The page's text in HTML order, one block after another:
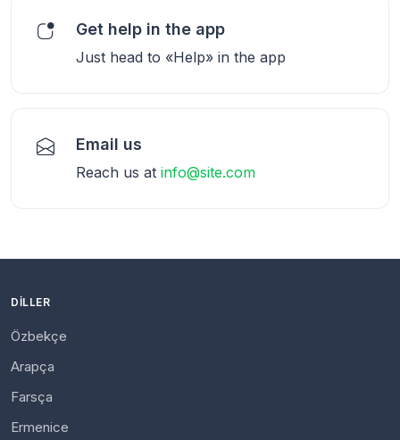
Get help in the app
Just head to «Help» in the app
Email us
Reach us at info@site.com
DILLER
Özbekçe
Arapça
Farsça
Ermenice